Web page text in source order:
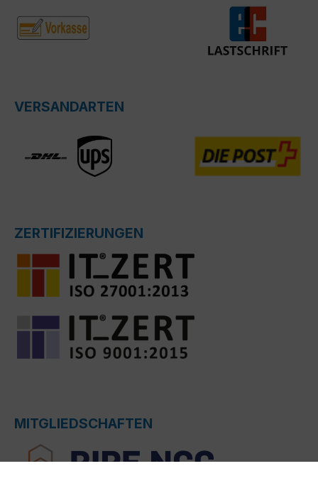
VERSANDARTEN
ZERTIFIZIERUNGEN
MITGLIEDSCHAFTEN